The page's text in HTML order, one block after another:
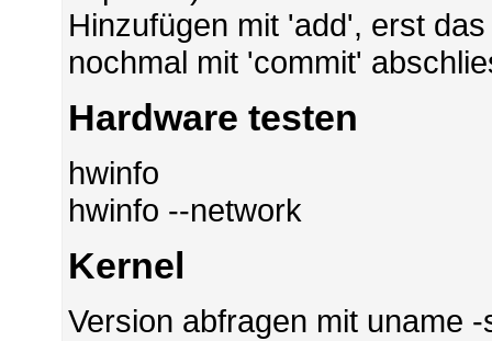
Hinzufügen mit 'add', erst
nochmal mit 'commit'
Hardware testen
hwinfo
hwinfo --network
Kernel
Version abfragen mit uname